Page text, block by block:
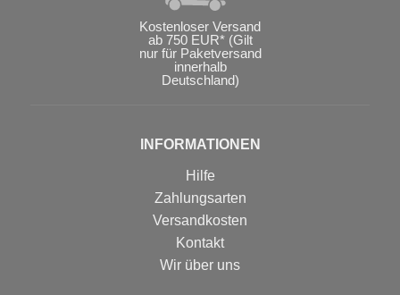
Kostenloser Versand
ab 750 EUR* (Gilt
nur für Paketversand
innerhalb
Deutschland)
INFORMATIONEN
Hilfe
Zahlungsarten
Versandkosten
Kontakt
Wir über uns